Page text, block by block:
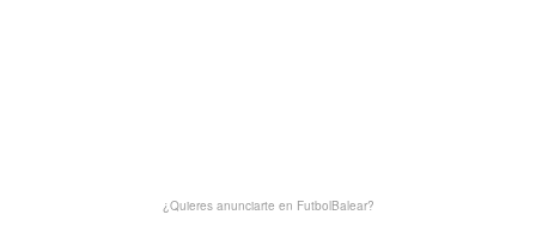
¿Quieres anunciarte en FutbolBalear?